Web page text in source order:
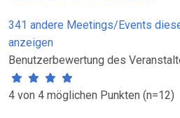
341 andere Meetings/Events
anzeigen
Benutzerbewertung des
4 von 4 möglichen Punkten (n=12)